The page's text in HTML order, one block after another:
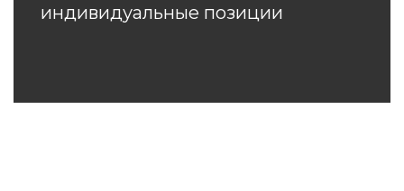
индивидуальные позиции